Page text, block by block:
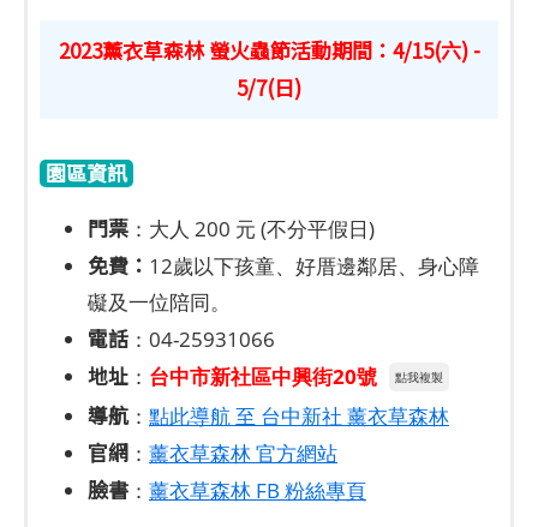
2023薰衣草森林 螢火蟲節活動期間：4/15(六) -
5/7(日)
園區資訊
門票 ：大人 200 元 (不分平假日)
免費： 12歲以下孩童、好厝邊鄰居、身心障
礙及一位陪同。
電話 ：04-25931066
地址 ： 台中市新社區中興街20號 點我複製
導航： 點此導航 至 台中新社 薰衣草森林
官網 ： 薰衣草森林 官方網站
臉書 ： 薰衣草森林 FB 粉絲專頁